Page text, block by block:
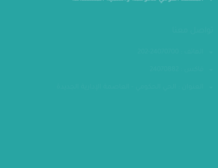
المعهد القومي للحوكمة والتنمية المستدامة